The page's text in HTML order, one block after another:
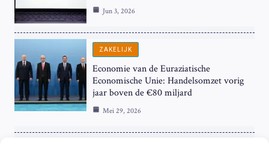
Jun 3, 2026
ZAKELIJK
Economie van de Euraziatische
Economische Unie: Handelsomzet vorig
jaar boven de €80 miljard
Mei 29, 2026